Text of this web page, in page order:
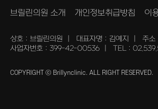
브릴린의원 소개 개인정보취급방침 이
상호 : 브릴린의원 대표자명 : 김예지 주소
사업자번호 : 399-42-00536
TEL :
COPYRIGHT ⓒ Brillynclinic. ALL RIGHT RESERVED.